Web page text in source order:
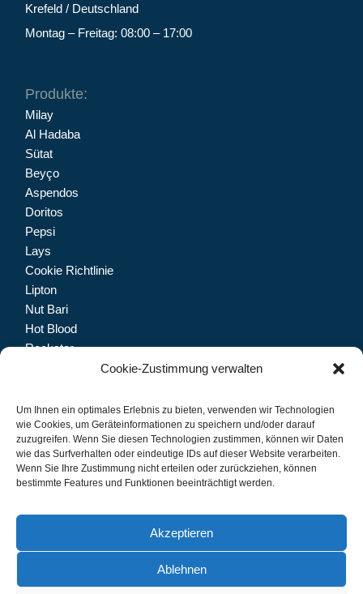
Cookie-Zustimmung verwalten
Um Ihnen ein optimales Erlebnis zu bieten, verwenden wir Technologien
wie Cookies, um Geräteinformationen zu speichern und/oder darauf
zuzugreifen. Wenn Sie diesen Technologien zustimmen, können wir Daten
wie das Surfverhalten oder eindeutige IDs auf dieser Website verarbeiten.
Wenn Sie Ihre Zustimmung nicht erteilen oder zurückziehen, können
bestimmte Features und Funktionen beeinträchtigt werden.
Akzeptieren
Ablehnen
Krefeld / Deutschland
Montag – Freitag: 08:00 – 17:00
Produkte:
Milay
Al Hadaba
Sütat
Beyço
Aspendos
Doritos
Pepsi
Lays
Cookie Richtlinie
Lipton
Nut Bari
Hot Blood
Rockstar
Meryem Hanım
Let's connect.